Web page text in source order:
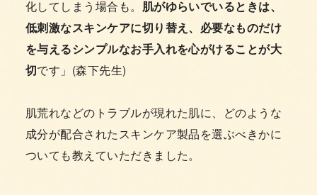
化してしまう場合も。 肌がゆらいでいるときは、
低刺激なスキンケアに切り替え、必要なものだけ
を与えるシンプルなお手入れを心がけることが大
切です」(森下先生)
肌荒れなどのトラブルが現れた肌に、どのような
成分が配合されたスキンケア製品を選ぶべきかに
ついても教えていただきました。